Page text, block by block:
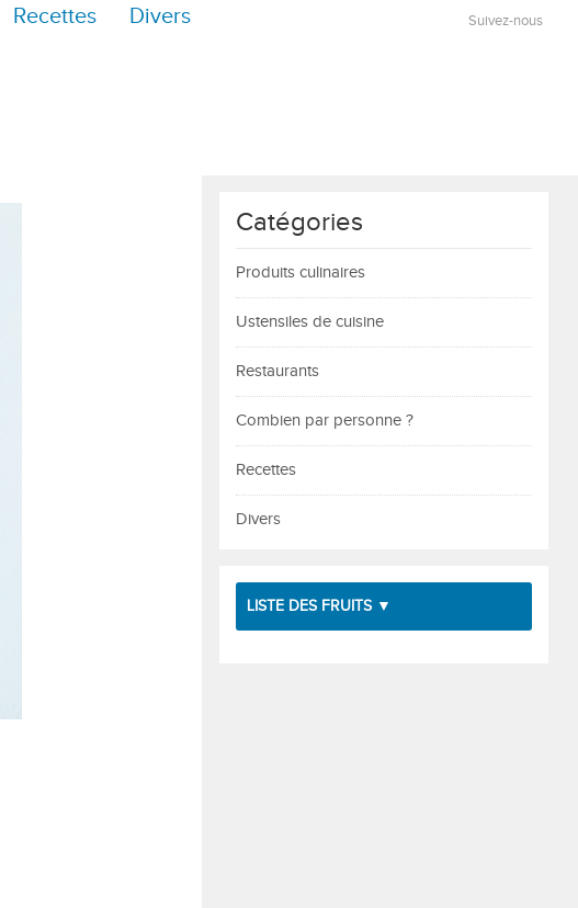
Recettes Divers Suivez-nous
Catégories
Produits culinaires
Ustensiles de cuisine
Restaurants
Combien par personne ?
Recettes
Divers
LISTE DES FRUITS ▼